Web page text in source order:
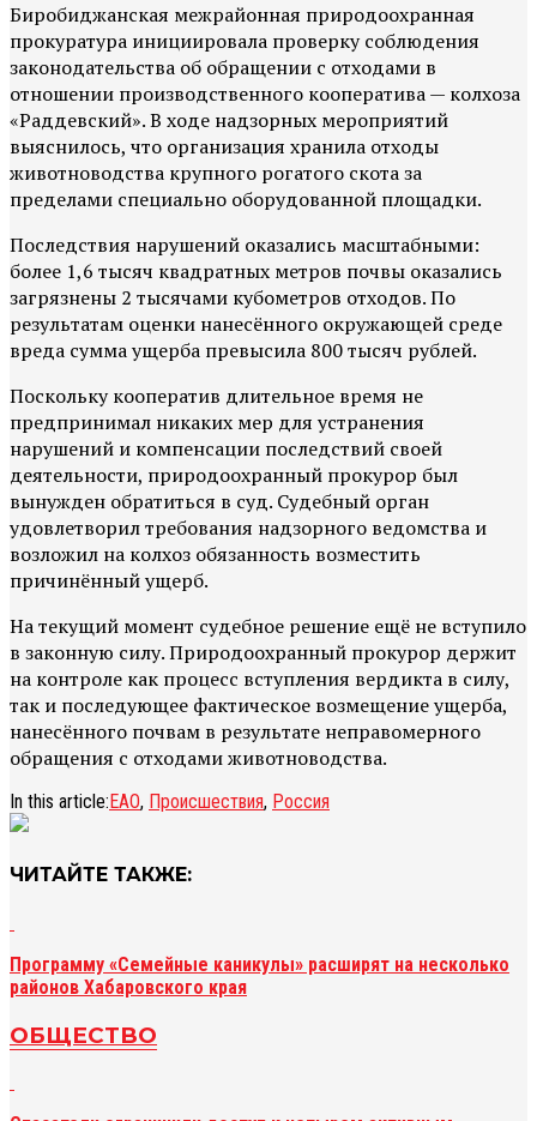
Биробиджанская межрайонная природоохранная
прокуратура инициировала проверку соблюдения
законодательства об обращении с отходами в
отношении производственного кооператива — колхоза
«Раддевский». В ходе надзорных мероприятий
выяснилось, что организация хранила отходы
животноводства крупного рогатого скота за
пределами специально оборудованной площадки.
Последствия нарушений оказались масштабными:
более 1,6 тысяч квадратных метров почвы оказались
загрязнены 2 тысячами кубометров отходов. По
результатам оценки нанесённого окружающей среде
вреда сумма ущерба превысила 800 тысяч рублей.
Поскольку кооператив длительное время не
предпринимал никаких мер для устранения
нарушений и компенсации последствий своей
деятельности, природоохранный прокурор был
вынужден обратиться в суд. Судебный орган
удовлетворил требования надзорного ведомства и
возложил на колхоз обязанность возместить
причинённый ущерб.
На текущий момент судебное решение ещё не вступило
в законную силу. Природоохранный прокурор держит
на контроле как процесс вступления вердикта в силу,
так и последующее фактическое возмещение ущерба,
нанесённого почвам в результате неправомерного
обращения с отходами животноводства.
In this article: ЕАО, Происшествия, Россия
ЧИТАЙТЕ ТАКЖЕ:
Программу «Семейные каникулы» расширят на несколько
районов Хабаровского края
ОБЩЕСТВО